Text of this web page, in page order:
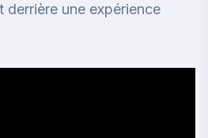
derrière une expérience